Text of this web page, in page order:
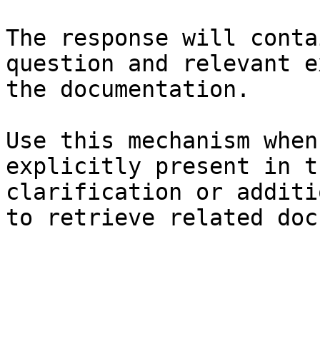
The response will
question and relevant
the documentation.
Use this mechanism
explicitly present in
clarification or